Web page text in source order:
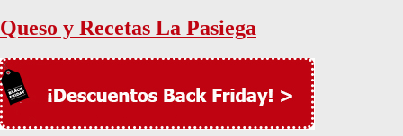
Queso y Recetas La Pasiega